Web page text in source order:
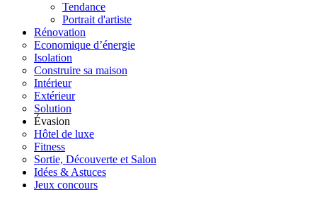
Tendance
Portrait d'artiste
Rénovation
Economique d’énergie
Isolation
Construire sa maison
Intérieur
Extérieur
Solution
Évasion
Hôtel de luxe
Fitness
Sortie, Découverte et Salon
Idées & Astuces
Jeux concours